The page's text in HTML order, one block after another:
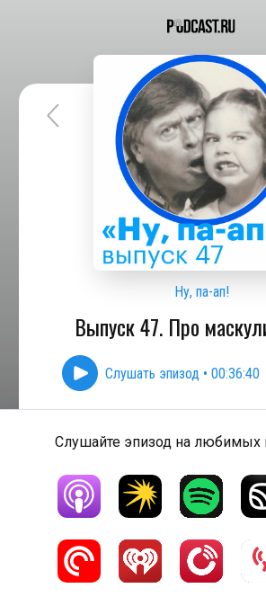
Ну, па-ап!
Выпуск 47. Про
Слушать эпизод • 00:36:40
Слушайте эпизод на любимых